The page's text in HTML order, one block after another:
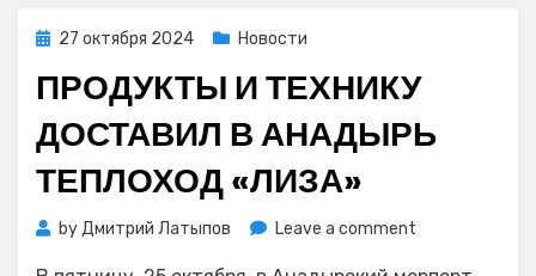
Posted
27 октября 2024 Новости
ПРОДУКТЫ И ТЕХНИКУ
ДОСТАВИЛ В АНАДЫРЬ
ТЕПЛОХОД «ЛИЗА»
byДмитрий Латыпов Leave a comment